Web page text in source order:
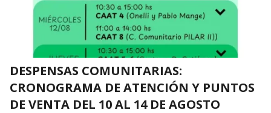
DESPENSAS COMUNITARIAS:
CRONOGRAMA DE ATENCIÓN Y PUNTOS
DE VENTA DEL 10 AL 14 DE AGOSTO